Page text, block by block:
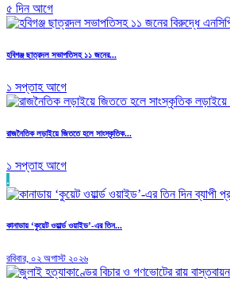
৫ দিন আগে
হবিগঞ্জ ছাত্রদল সভাপতিসহ ১১ জনের...
১ সপ্তাহ আগে
রাজনৈতিক লড়াইয়ে জিততে হলে সাংস্কৃতিক...
১ সপ্তাহ আগে
.
কানাডায় ‘কুয়েট ওয়ার্ল্ড ওয়াইড’-এর তিন...
রবিবার, ০২ অগাস্ট ২০২৬